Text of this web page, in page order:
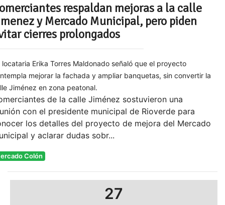
respaldan mejoras a la calle
y Mercado Municipal, pero piden
cierres prolongados
locataria Erika Torres Maldonado señaló que el proyecto
mejorar la fachada y ampliar banquetas, sin convertir la
Jiménez en zona peatonal.
de la calle Jiménez sostuvieron una
con el presidente municipal de Rioverde para
los detalles del proyecto de mejora del Mercado
y aclarar dudas sobr...
Colón
27